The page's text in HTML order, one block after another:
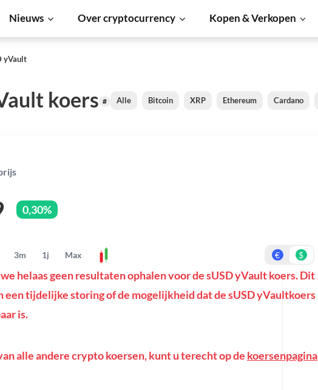
Nieuws Over cryptocurrency Kopen & Verkopen
yVault
koers # Alle Bitcoin XRP Ethereum Cardano
0,30%
3m 1j Max € $
helaas geen resultaten ophalen voor de sUSD yVault koers. Dit
een tijdelijke storing of de mogelijkheid dat de sUSD yVaultkoers
is.
alle andere crypto koersen, kunt u terecht op de koersenpagina